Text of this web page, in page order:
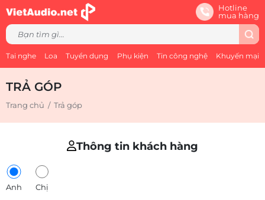
Hotline
mua hàng
Tai nghe Loa Tuyển dụng Phụ kiện Tin công nghệ Khuyến mại
TRẢ GÓP
Trang chủ / Trả góp
Thông tin khách hàng
Anh Chị